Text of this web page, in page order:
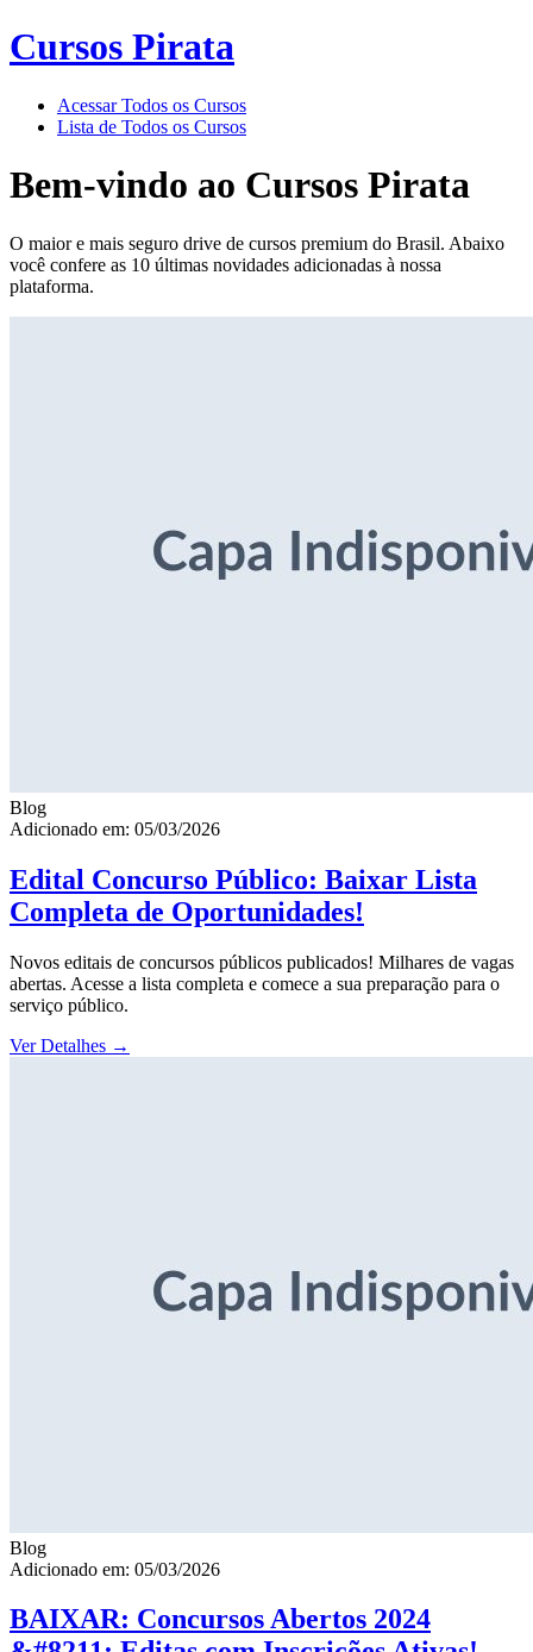
Cursos Pirata
Acessar Todos os Cursos
Lista de Todos os Cursos
Bem-vindo ao Cursos Pirata
O maior e mais seguro drive de cursos premium do Brasil. Abaixo
você confere as 10 últimas novidades adicionadas à nossa
plataforma.
Blog
Adicionado em: 05/03/2026
Edital Concurso Público: Baixar Lista
Completa de Oportunidades!
Novos editais de concursos públicos publicados! Milhares de vagas
abertas. Acesse a lista completa e comece a sua preparação para o
serviço público.
Ver Detalhes →
Blog
Adicionado em: 05/03/2026
BAIXAR: Concursos Abertos 2024